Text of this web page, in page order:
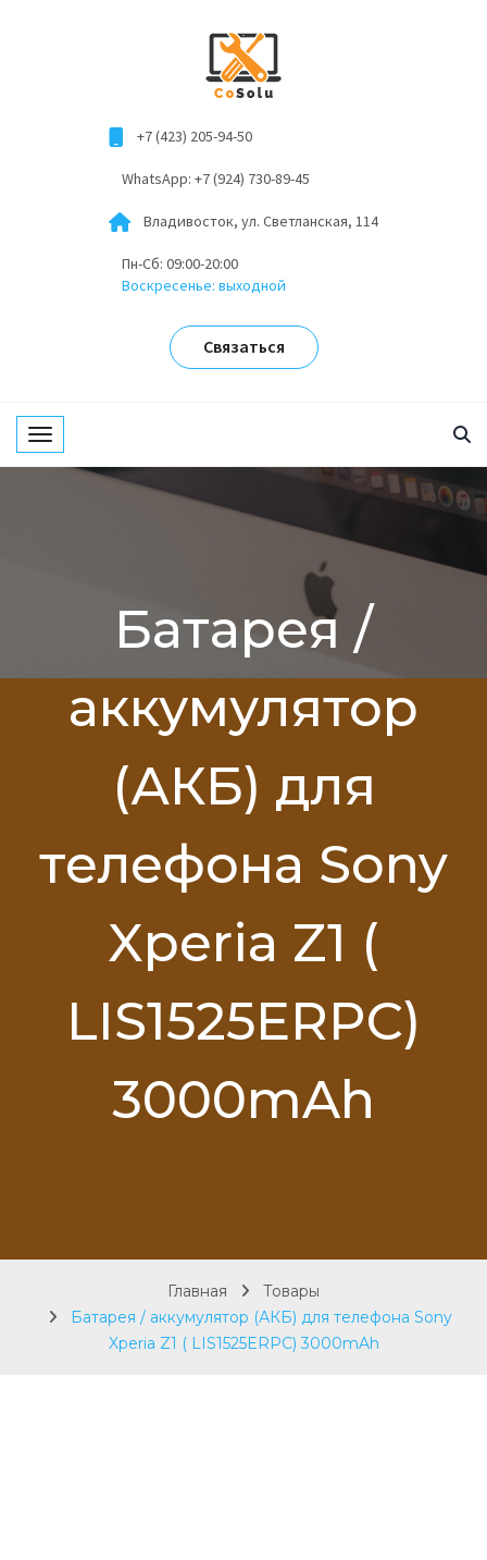
+7 (423) 205-94-50
WhatsApp: +7 (924) 730-89-45
Владивосток, ул. Светланская, 114
Пн-Сб: 09:00-20:00
Воскресенье: выходной
Связаться
Toggle navigation
Батарея /
аккумулятор
(АКБ) для
телефона Sony
Xperia Z1 (
LIS1525ERPC)
3000mAh
Главная
Товары
Батарея / аккумулятор (АКБ) для телефона Sony
Xperia Z1 ( LIS1525ERPC) 3000mAh